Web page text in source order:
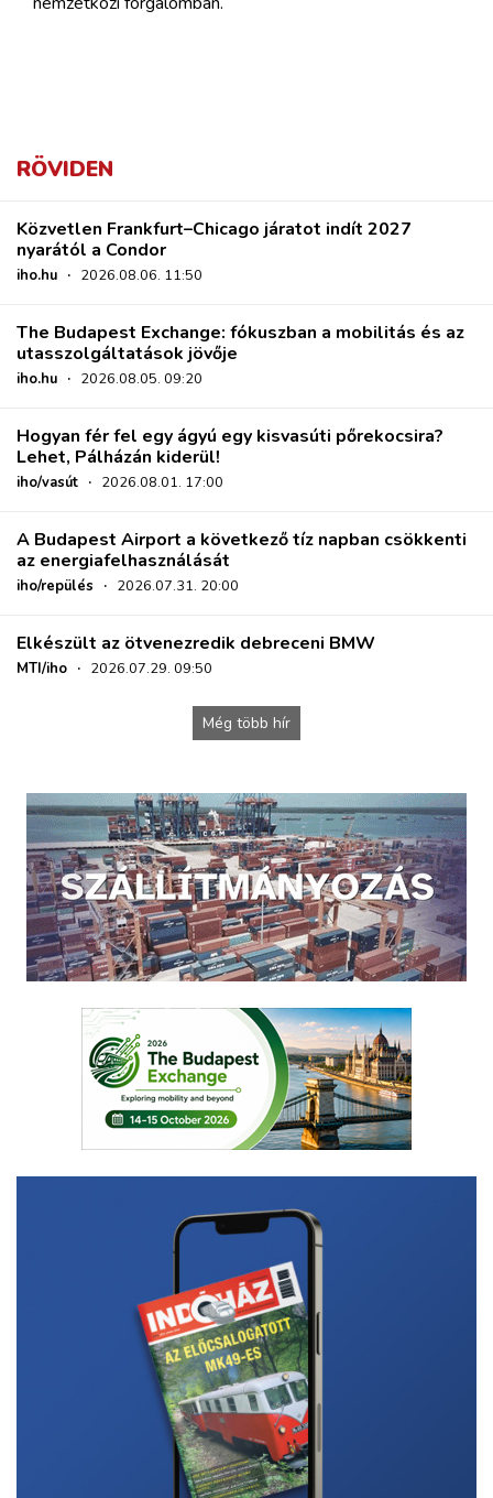
RÖVIDEN
Közvetlen Frankfurt–Chicago járatot indít 2027
nyarától a Condor
iho.hu · 2026.08.06. 11:50
The Budapest Exchange: fókuszban a mobilitás és az
utasszolgáltatások jövője
iho.hu · 2026.08.05. 09:20
Hogyan fér fel egy ágyú egy kisvasúti pőrekocsira?
Lehet, Pálházán kiderül!
iho/vasút · 2026.08.01. 17:00
A Budapest Airport a következő tíz napban csökkenti
az energiafelhasználását
iho/repülés · 2026.07.31. 20:00
Elkészült az ötvenezredik debreceni BMW
MTI/iho · 2026.07.29. 09:50
Még több hír